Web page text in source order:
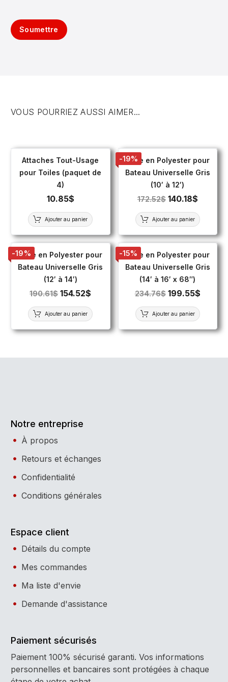
Soumettre
VOUS POURRIEZ AUSSI AIMER...
Attaches Tout-Usage
pour Toiles (paquet de
4)
10.85$
Ajouter au panier
-19%
Toile en Polyester pour
Bateau Universelle Gris
(10′ à 12′)
172.52$ 140.18$
Ajouter au panier
-19%
Toile en Polyester pour
Bateau Universelle Gris
(12′ à 14′)
190.61$ 154.52$
Ajouter au panier
-15%
Toile en Polyester pour
Bateau Universelle Gris
(14′ à 16′ x 68″)
234.76$ 199.55$
Ajouter au panier
Notre entreprise
À propos
Retours et échanges
Confidentialité
Conditions générales
Espace client
Détails du compte
Mes commandes
Ma liste d'envie
Demande d'assistance
Paiement sécurisés
Paiement 100% sécurisé garanti. Vos informations
personnelles et bancaires sont protégées à chaque